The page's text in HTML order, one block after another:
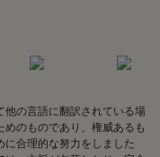
他の言語に翻訳されている場
のものであり、権威あるも
合理的な努力をしました